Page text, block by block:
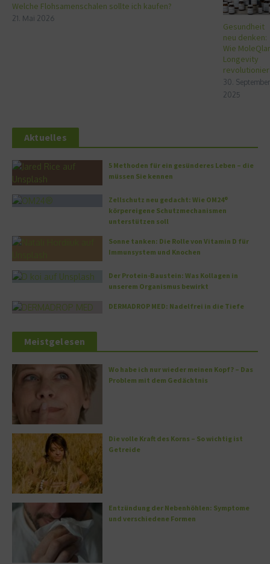
Welche Flohsamenschalen sollte ich kaufen?
21. Mai 2026
Gesundheit
neu denken:
Wie MoleQlar
Longevity
30. September
2025
Aktuelles
5 Methoden für ein gesünderes Leben – die
müssen Sie kennen
Zellschutz neu gedacht: Wie OM24®
körpereigene Schutzmechanismen
unterstützen soll
Sonne tanken: Die Rolle von Vitamin D für
Immunsystem und Knochen
Der Protein-Baustein: Was Kollagen in
unserem Organismus bewirkt
DERMADROP MED: Nadelfrei in die Tiefe
Meistgelesen
Wo habe ich nur wieder meinen Kopf? – Das
Problem mit dem Gedächtnis
Die volle Kraft des Korns – So wichtig ist
Getreide
Entzündung der Nebenhöhlen: Symptome
und verschiedene Formen